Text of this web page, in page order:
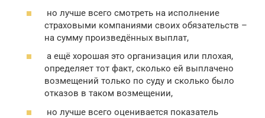
но лучше всего смотреть на исполнение
страховыми компаниями своих обязательств –
на сумму произведённых выплат,
а ещё хорошая это организация или плохая,
определяет тот факт, сколько ей выплачено
возмещений только по суду и сколько было
отказов в таком возмещении,
но лучше всего оценивается показатель